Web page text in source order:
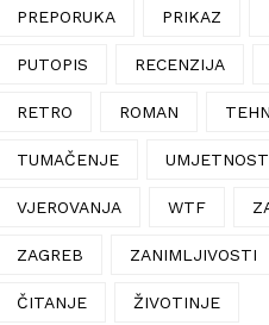
PREPORUKA PRIKAZ
PUTOPIS RECENZIJA
RETRO ROMAN
TUMAČENJE UMJETNOST
VJEROVANJA WTF
ZAGREB ZANIMLJIVOSTI
ČITANJE ŽIVOTINJE